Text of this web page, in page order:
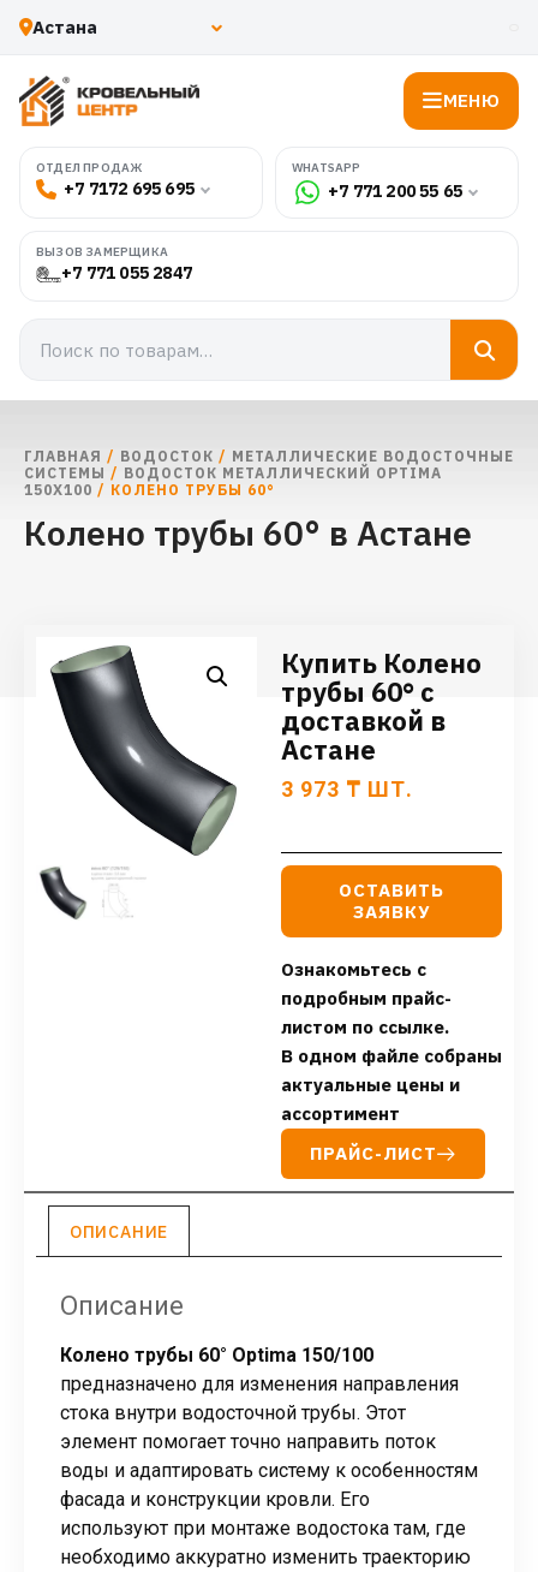
МЕНЮ
ОТДЕЛ ПРОДАЖ
+7 7172 695 695
WHATSAPP
+7 771 200 55 65
ВЫЗОВ ЗАМЕРЩИКА
+7 771 055 2847
ГЛАВНАЯ / ВОДОСТОК / МЕТАЛЛИЧЕСКИЕ ВОДОСТОЧНЫЕ
СИСТЕМЫ / ВОДОСТОК МЕТАЛЛИЧЕСКИЙ OPTIMA
150Х100 / КОЛЕНО ТРУБЫ 60°
Колено трубы 60° в Астане
Купить Колено
трубы 60° с
доставкой в
Астане
3 973 ₸ ШТ.
ОСТАВИТЬ
ЗАЯВКУ
Ознакомьтесь с
подробным прайс-
листом по ссылке.
В одном файле собраны
актуальные цены и
ассортимент
ПРАЙС-ЛИСТ
ОПИСАНИЕ
Описание
Колено трубы 60° Optima 150/100
предназначено для изменения направления
стока внутри водосточной трубы. Этот
элемент помогает точно направить поток
воды и адаптировать систему к особенностям
фасада и конструкции кровли. Его
используют при монтаже водостока там, где
необходимо аккуратно изменить траекторию